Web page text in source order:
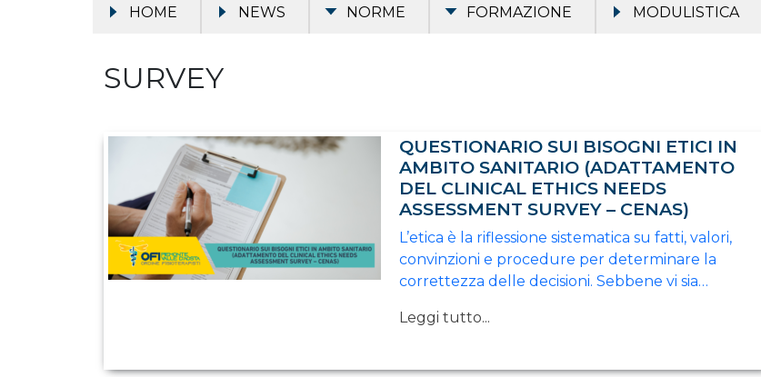
HOME NEWS NORME FORMAZIONE MODULISTICA
SURVEY
QUESTIONARIO SUI BISOGNI ETICI IN
AMBITO SANITARIO (ADATTAMENTO
DEL CLINICAL ETHICS NEEDS
ASSESSMENT SURVEY – CENAS)
L’etica è la riflessione sistematica su fatti, valori,
convinzioni e procedure per determinare la
correttezza delle decisioni. Sebbene vi sia…
Leggi tutto...